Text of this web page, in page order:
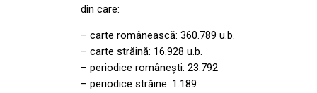
din care:
– carte românească: 360.789 u.b.
– carte străină: 16.928 u.b.
– periodice româneşti: 23.792
– periodice străine: 1.189